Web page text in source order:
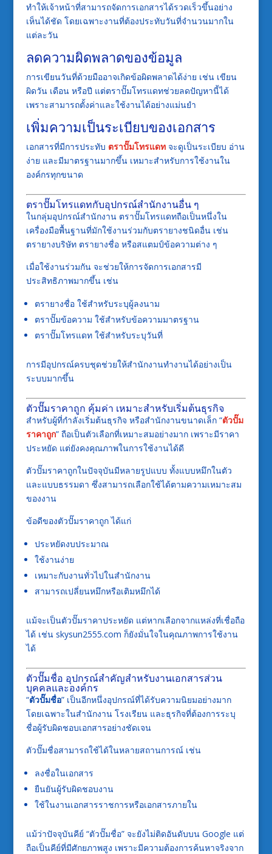
ทำให้เจ้าหน้าที่สามารถจัดการเอกสารได้รวดเร็วขึ้นอย่าง
เห็นได้ชัด โดยเฉพาะงานที่ต้องประทับวันที่จำนวนมากใน
แต่ละวัน
ลดความผิดพลาดของข้อมูล
การเขียนวันที่ด้วยมืออาจเกิดข้อผิดพลาดได้ง่าย เช่น เขียน
ผิดวัน เดือน หรือปี แต่ตราปั๊มโทรแดทช่วยลดปัญหานี้ได้
เพราะสามารถตั้งค่าและใช้งานได้อย่างแม่นยำ
เพิ่มความเป็นระเบียบของเอกสาร
เอกสารที่มีการประทับ ตราปั๊มโทรแดทจะดูเป็นระเบียบ อ่าน
ง่าย และมีมาตรฐานมากขึ้น เหมาะสำหรับการใช้งานใน
องค์กรทุกขนาด
ตราปั๊มโทรแดทกับอุปกรณ์สำนักงานอื่น ๆ
ในกลุ่มอุปกรณ์สำนักงาน ตราปั๊มโทรแดทถือเป็นหนึ่งใน
เครื่องมือพื้นฐานที่มักใช้งานร่วมกับตรายางชนิดอื่น เช่น
ตรายางบริษัท ตรายางชื่อ หรือสแตมป์ข้อความต่าง ๆ
เมื่อใช้งานร่วมกัน จะช่วยให้การจัดการเอกสารมี
ประสิทธิภาพมากขึ้น เช่น
ตรายางชื่อ ใช้สำหรับระบุผู้ลงนาม
ตราปั๊มข้อความ ใช้สำหรับข้อความมาตรฐาน
ตราปั๊มโทรแดท ใช้สำหรับระบุวันที่
การมีอุปกรณ์ครบชุดช่วยให้สำนักงานทำงานได้อย่างเป็น
ระบบมากขึ้น
ตัวปั๊มราคาถูก คุ้มค่า เหมาะสำหรับเริ่มต้นธุรกิจ
สำหรับผู้ที่กำลังเริ่มต้นธุรกิจ หรือสำนักงานขนาดเล็ก “ตัวปั๊ม
ราคาถูก” ถือเป็นตัวเลือกที่เหมาะสมอย่างมาก เพราะมีราคา
ประหยัด แต่ยังคงคุณภาพในการใช้งานได้ดี
ตัวปั๊มราคาถูกในปัจจุบันมีหลายรูปแบบ ทั้งแบบหมึกในตัว
และแบบธรรมดา ซึ่งสามารถเลือกใช้ได้ตามความเหมาะสม
ของงาน
ข้อดีของตัวปั๊มราคาถูก ได้แก่
ประหยัดงบประมาณ
ใช้งานง่าย
เหมาะกับงานทั่วไปในสำนักงาน
สามารถเปลี่ยนหมึกหรือเติมหมึกได้
แม้จะเป็นตัวปั๊มราคาประหยัด แต่หากเลือกจากแหล่งที่เชื่อถือ
ได้ เช่น skysun2555.com ก็ยังมั่นใจในคุณภาพการใช้งาน
ได้
ตัวปั๊มชื่อ อุปกรณ์สำคัญสำหรับงานเอกสารส่วน
บุคคลและองค์กร
“ตัวปั๊มชื่อ” เป็นอีกหนึ่งอุปกรณ์ที่ได้รับความนิยมอย่างมาก
โดยเฉพาะในสำนักงาน โรงเรียน และธุรกิจที่ต้องการระบุ
ชื่อผู้รับผิดชอบเอกสารอย่างชัดเจน
ตัวปั๊มชื่อสามารถใช้ได้ในหลายสถานการณ์ เช่น
ลงชื่อในเอกสาร
ยืนยันผู้รับผิดชอบงาน
ใช้ในงานเอกสารราชการหรือเอกสารภายใน
แม้ว่าปัจจุบันคีย์ “ตัวปั๊มชื่อ” จะยังไม่ติดอันดับบน Google แต่
ถือเป็นคีย์ที่มีศักยภาพสูง เพราะมีความต้องการค้นหาจริงจาก